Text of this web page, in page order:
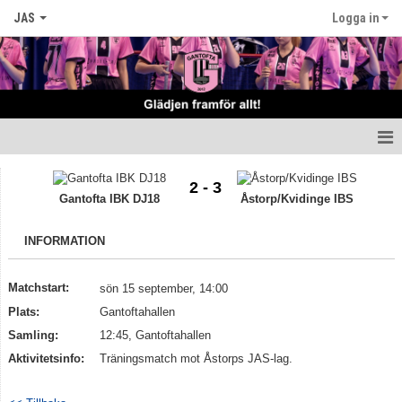
JAS Logga in
Kalender
Matcher
Bildgalleri
Gantofta IBK DJ18
2 - 3
Åstorp/Kvidinge IBS
INFORMATION
Matchstart:
sön 15 september, 14:00
Plats:
Gantoftahallen
Samling:
12:45, Gantoftahallen
Aktivitetsinfo:
Träningsmatch mot Åstorps JAS-lag.